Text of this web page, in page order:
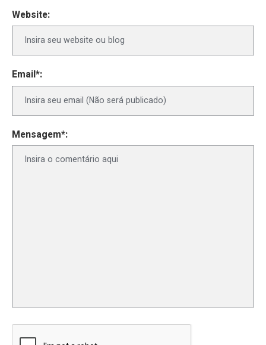
Website:
Email*:
Mensagem*: